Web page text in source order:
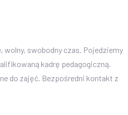
wolny, swobodny czas. Pojedziemy
kadrę pedagogiczną.
do zajęć. Bezpośredni kontakt z